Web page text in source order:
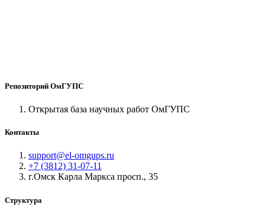
Репозиторий ОмГУПС
Открытая база научных работ ОмГУПС
Контакты
support@el-omgups.ru
+7 (3812) 31-07-11
г.Омск Карла Маркса просп., 35
Структура